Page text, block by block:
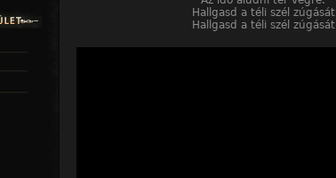
Hallgasd a téli szél zúgását
Hallgasd a téli szél zúgását